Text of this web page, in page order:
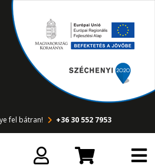
fel bátran! +36 30 552 7953